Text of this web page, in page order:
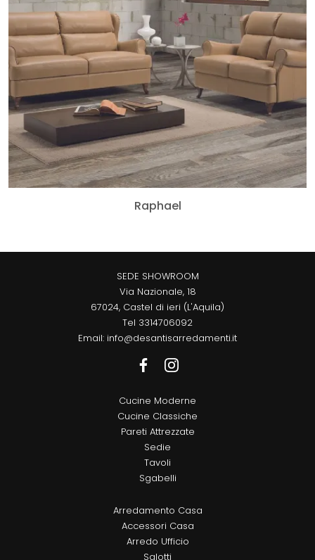
Raphael
SEDE SHOWROOM
Via Nazionale, 18
67024, Castel di ieri (L'Aquila)
Tel 3314706092
Email: info@desantisarredamenti.it
Cucine Moderne
Cucine Classiche
Pareti Attrezzate
Sedie
Tavoli
Sgabelli
Arredamento Casa
Accessori Casa
Arredo Ufficio
Salotti